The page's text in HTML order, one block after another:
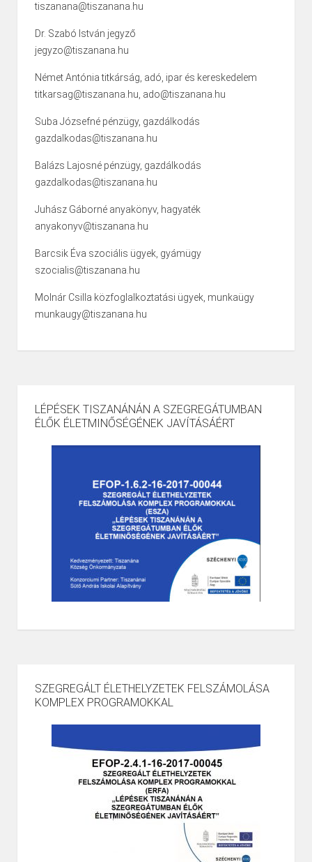
tiszanana@tiszanana.hu
Dr. Szabó István jegyző
jegyzo@tiszanana.hu
Német Antónia titkárság, adó, ipar és kereskedelem
titkarsag@tiszanana.hu, ado@tiszanana.hu
Suba Józsefné pénzügy, gazdálkodás
gazdalkodas@tiszanana.hu
Balázs Lajosné pénzügy, gazdálkodás
gazdalkodas@tiszanana.hu
Juhász Gáborné anyakönyv, hagyaték
anyakonyv@tiszanana.hu
Barcsik Éva szociális ügyek, gyámügy
szocialis@tiszanana.hu
Molnár Csilla közfoglalkoztatási ügyek, munkaügy
munkaugy@tiszanana.hu
LÉPÉSEK TISZANÁNÁN A SZEGREGÁTUMBAN
ÉLŐK ÉLETMINŐSÉGÉNEK JAVÍTÁSÁÉRT
SZEGREGÁLT ÉLETHELYZETEK FELSZÁMOLÁSA
KOMPLEX PROGRAMOKKAL